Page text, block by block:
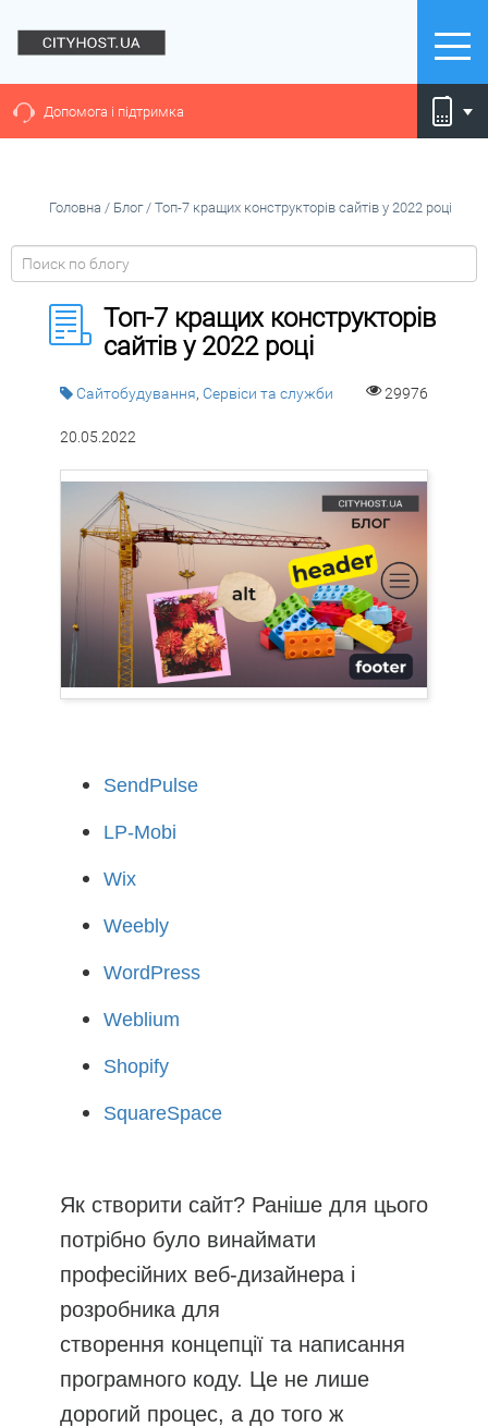
Допомога і підтримка
Головна / Блог/ Топ-7 кращих конструкторів сайтів у 2022 році
Топ-7 кращих конструкторів
сайтів у 2022 році
Cайтобудування, Сервіси та служби 29976
20.05.2022
SendPulse
LP-Mobi
Wix
Weebly
WordPress
Weblium
Shopify
SquareSpace
Як створити сайт? Раніше для цього
потрібно було винаймати
професійних веб-дизайнера і
розробника для
створення концепції та написання
програмного коду. Це не лише
дорогий процес, а до того ж